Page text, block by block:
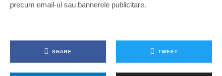
precum email-ul sau bannerele publicitare.
SHARE TWEET